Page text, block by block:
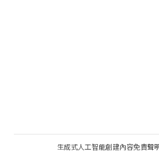
生成式人工智能創建內容免責聲